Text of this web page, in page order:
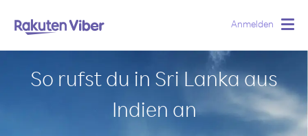
Anmelden
So rufst du in Sri Lanka aus
Indien an